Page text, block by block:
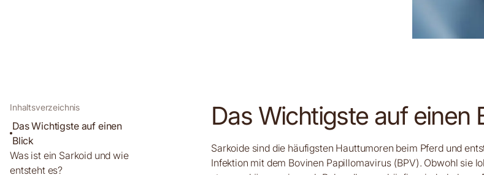
Inhaltsverzeichnis
Das Wichtigste auf einen
Blick
Was ist ein Sarkoid und wie
entsteht es?
Das Wichtigste auf einen
Sarkoide sind die häufigsten Hauttumoren beim Pferd und
Infektion mit dem Bovinen Papillomavirus (BPV). Obwohl sie